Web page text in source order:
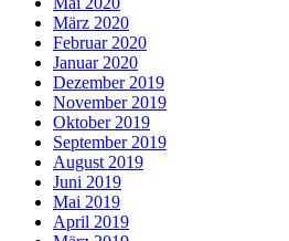
März 2020
Februar 2020
Januar 2020
Dezember 2019
November 2019
Oktober 2019
September 2019
August 2019
Juni 2019
Mai 2019
April 2019